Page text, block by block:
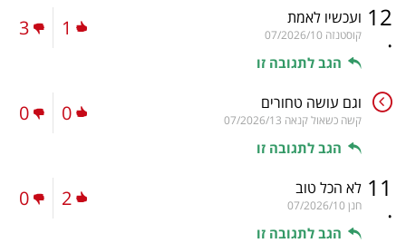
12
.
ועכשיו לאמת
קוסטנזה 07/2026/10
הגב לתגובה זו
1
3
וגם עושה טחורים
קשה כשאול קנאה 07/2026/13
הגב לתגובה זו
0
0
11
.
לא הכל טוב
חנן 07/2026/10
הגב לתגובה זו
2
0